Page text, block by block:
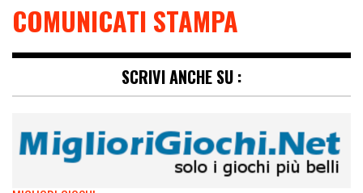
COMUNICATI STAMPA
SCRIVI ANCHE SU :